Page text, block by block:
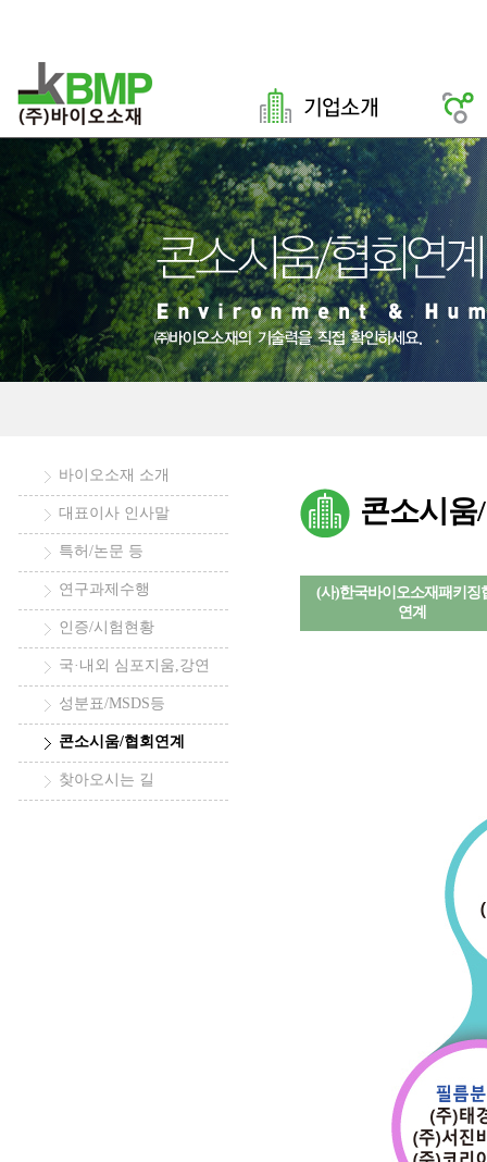
바이오소재 소개
대표이사 인사말
특허/논문 등
연구과제수행
인증/시험현황
국·내외 심포지움,강연
성분표/MSDS등
콘소시움/협회연계
찾아오시는 길
콘소시움
(사)한국바이오소재패키징
연계